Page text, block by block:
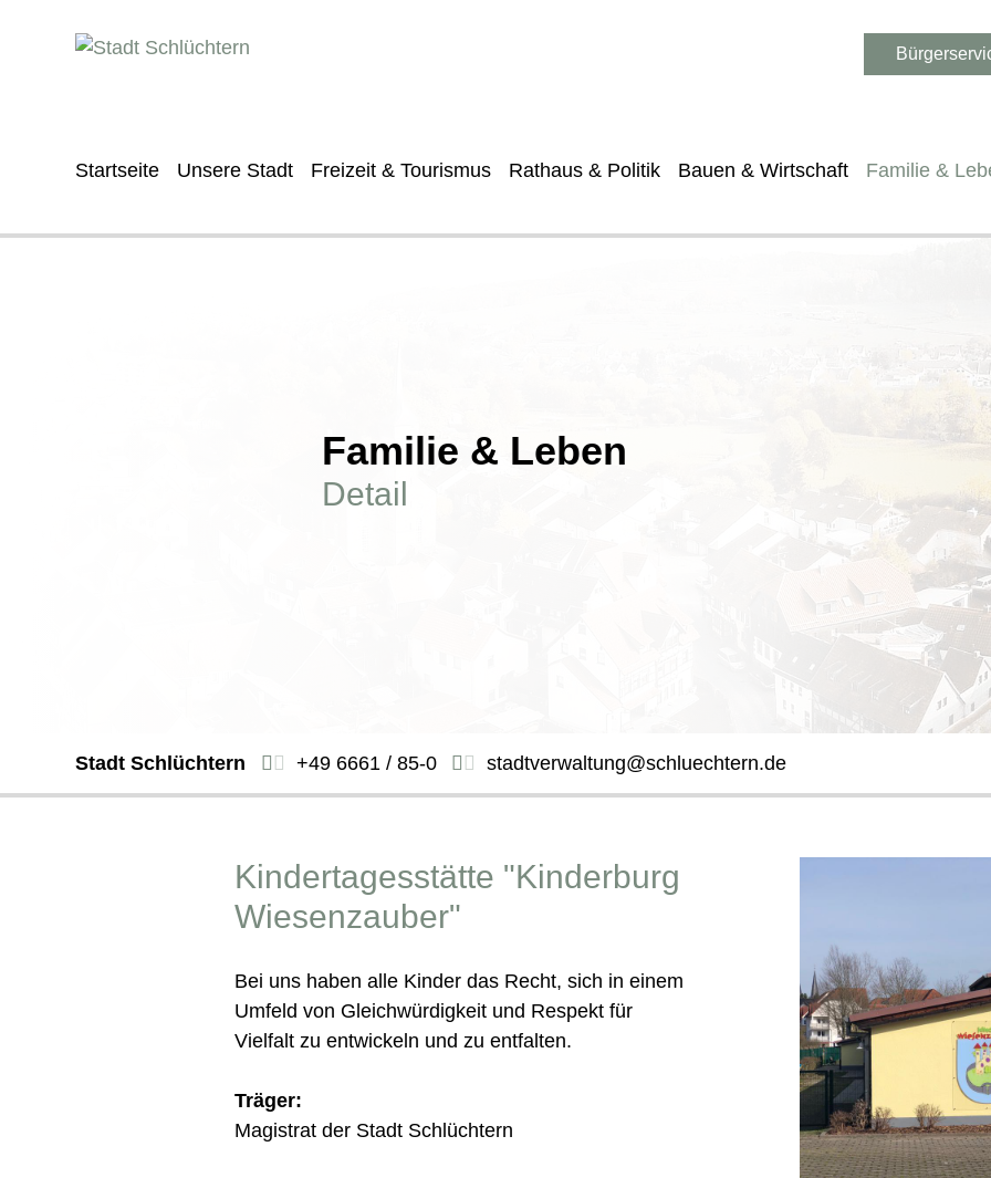
Startseite Unsere Stadt Freizeit & Tourismus Rathaus & Politik Bauen & Wirtschaft Familie &
Familie & Leben
Detail
Stadt Schlüchtern +49 6661 / 85-0 stadtverwaltung@schluechtern.de
Kindertagesstätte "Kinderburg
Wiesenzauber"
Bei uns haben alle Kinder das Recht, sich in einem
Umfeld von Gleichwürdigkeit und Respekt für
Vielfalt zu entwickeln und zu entfalten.
Träger:
Magistrat der Stadt Schlüchtern